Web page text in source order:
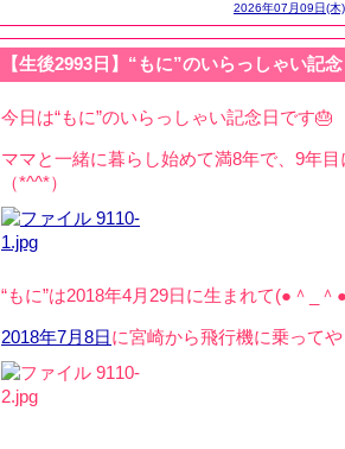
2026年07月09日(木)
【生後2993日】“もに”のいらっしゃい記
今日は“もに”のいらっしゃい記念日です🎂
ママと一緒に暮らし始めて満8年で、9年
（*^^*）
“もに”は2018年4月29日に生まれて(●＾_＾
2018年7月8日に宮崎から飛行機に乗って